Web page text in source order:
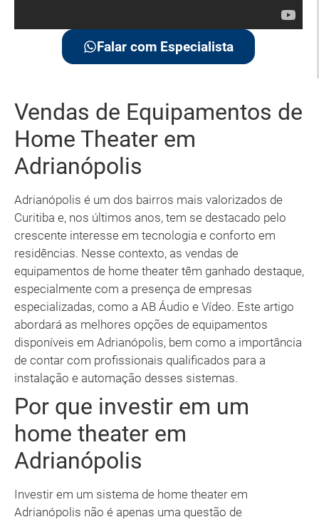
Falar com Especialista
Vendas de Equipamentos de
Home Theater em
Adrianópolis
Adrianópolis é um dos bairros mais valorizados de
Curitiba e, nos últimos anos, tem se destacado pelo
crescente interesse em tecnologia e conforto em
residências. Nesse contexto, as vendas de
equipamentos de home theater têm ganhado destaque,
especialmente com a presença de empresas
especializadas, como a AB Áudio e Vídeo. Este artigo
abordará as melhores opções de equipamentos
disponíveis em Adrianópolis, bem como a importância
de contar com profissionais qualificados para a
instalação e automação desses sistemas.
Por que investir em um
home theater em
Adrianópolis
Investir em um sistema de home theater em
Adrianópolis não é apenas uma questão de